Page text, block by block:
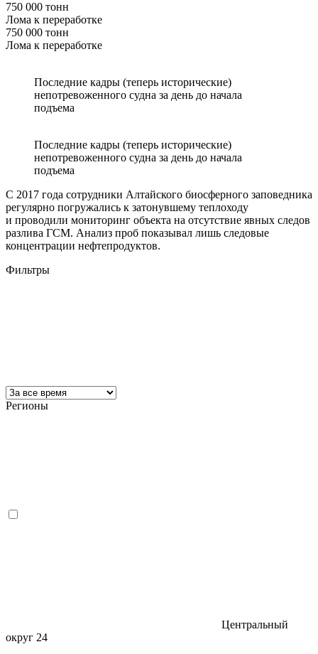
750 000 тонн
Лома к переработке
750 000 тонн
Лома к переработке
Последние кадры (теперь исторические)
непотревоженного судна за день до начала
подъема
Последние кадры (теперь исторические)
непотревоженного судна за день до начала
подъема
С 2017 года сотрудники Алтайского биосферного заповедника
регулярно погружались к затонувшему теплоходу
и проводили мониторинг объекта на отсутствие явных следов
разлива ГСМ. Анализ проб показывал лишь следовые
концентрации нефтепродуктов.
Фильтры
Регионы
Центральный
округ 24